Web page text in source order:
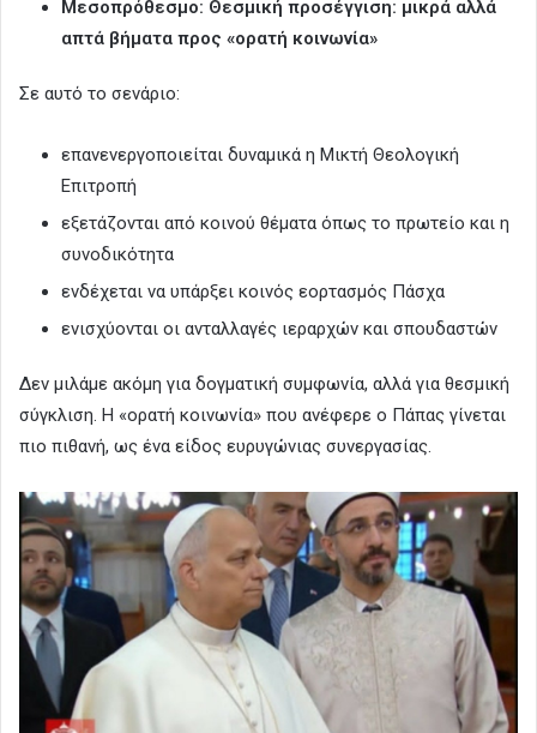
Μεσοπρόθεσμο: Θεσμική προσέγγιση: μικρά αλλά
απτά βήματα προς «ορατή κοινωνία»
Σε αυτό το σενάριο:
επανενεργοποιείται δυναμικά η Μικτή Θεολογική
Επιτροπή
εξετάζονται από κοινού θέματα όπως το πρωτείο και η
συνοδικότητα
ενδέχεται να υπάρξει κοινός εορτασμός Πάσχα
ενισχύονται οι ανταλλαγές ιεραρχών και σπουδαστών
Δεν μιλάμε ακόμη για δογματική συμφωνία, αλλά για θεσμική
σύγκλιση. Η «ορατή κοινωνία» που ανέφερε ο Πάπας γίνεται
πιο πιθανή, ως ένα είδος ευρυγώνιας συνεργασίας.